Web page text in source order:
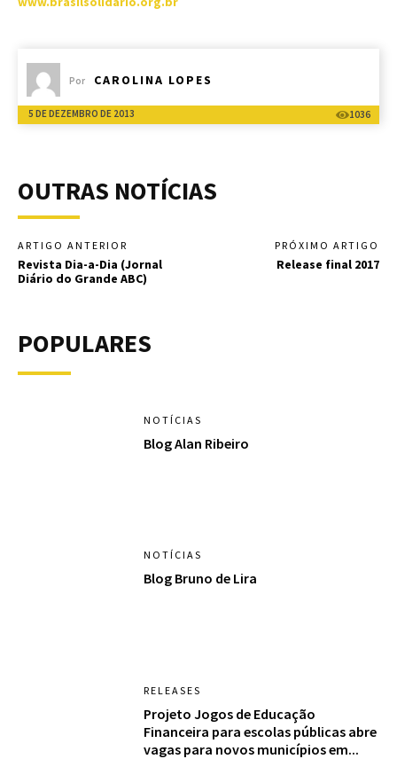
Por CAROLINA LOPES
5 DE DEZEMBRO DE 2013 1036
OUTRAS NOTÍCIAS
ARTIGO ANTERIOR
Revista Dia-a-Dia (Jornal
Diário do Grande ABC)
PRÓXIMO ARTIGO
Release final 2017
POPULARES
NOTÍCIAS
Blog Alan Ribeiro
NOTÍCIAS
Blog Bruno de Lira
RELEASES
Projeto Jogos de Educação
Financeira para escolas públicas abre
vagas para novos municípios em...